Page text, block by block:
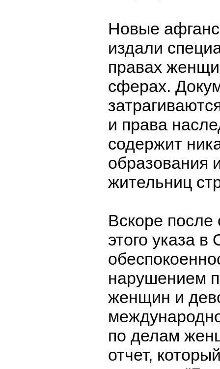
Новые
издали
правах
сферах.
и права
содержит
образования
жительниц
Вскоре
этого указа
нарушением
женщин и
по делам
отчет,